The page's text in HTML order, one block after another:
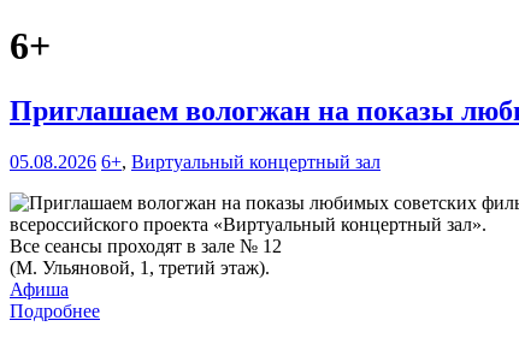
6+
Приглашаем вологжан на показы
05.08.2026 6+, Виртуальный концертный зал
всероссийского проекта «Виртуальный концертный зал».
Все сеансы проходят в зале № 12
(М. Ульяновой, 1, третий этаж).
Афиша
Подробнее